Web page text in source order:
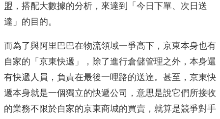
盟，搭配大數據的分析，來達到「今日下單、次日送
達」的目的。
而為了與阿里巴巴在物流領域一爭高下，京東本身也有
自家的「京東快遞」，除了進行倉儲管理之外，本身還
有快遞人員，負責在最後一哩路的送達。甚至，京東快
遞本身就是一個獨立的快遞公司，意思是說它們所接收
的業務不限於自家的京東商城的買賣，就算是競爭對手